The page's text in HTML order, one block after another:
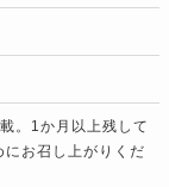
。1か月以上残して
お召し上がりくだ